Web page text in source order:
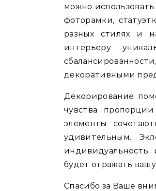
можно
фоторамки,
разных стилях и
интерьеру
декоративными
Декорирование
чувства
элементы
удивительным.
индивидуальность
будет отражать
Спасибо за Ваше